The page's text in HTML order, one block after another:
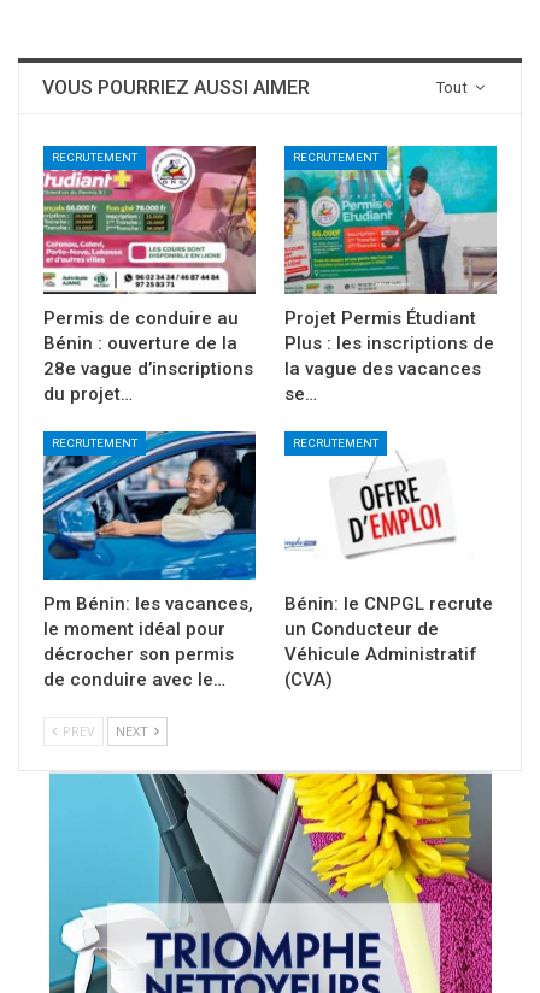
Tout
VOUS POURRIEZ AUSSI AIMER
RECRUTEMENT
Permis de conduire au
Bénin : ouverture de la
28e vague d’inscriptions
du projet…
RECRUTEMENT
Projet Permis Étudiant
Plus : les inscriptions de
la vague des vacances
se…
RECRUTEMENT
Pm Bénin: les vacances,
le moment idéal pour
décrocher son permis
de conduire avec le…
RECRUTEMENT
Bénin: le CNPGL recrute
un Conducteur de
Véhicule Administratif
(CVA)
PREV NEXT